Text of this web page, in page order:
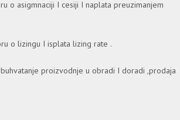
o asigmnaciji I cesiji I naplata preuzimanjem
o lizingu I isplata lizing rate .
proizvodnje u obradi I doradi ,prodaja